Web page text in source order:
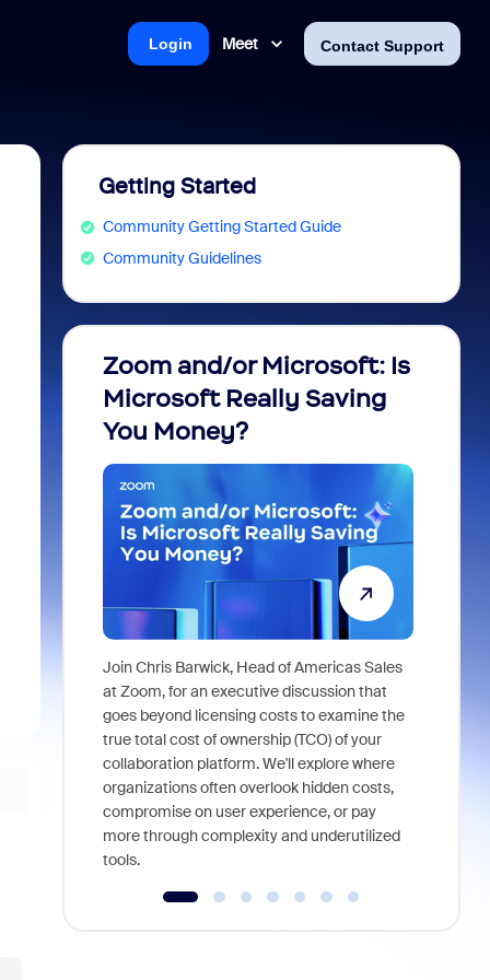
Meet Contact Support
Login
Getting Started
Community Getting Started Guide
Community Guidelines
Zoom and/or Microsoft: Is
Microsoft Really Saving
You Money?
Join Chris Barwick, Head of Americas Sales
at Zoom, for an executive discussion that
goes beyond licensing costs to examine the
true total cost of ownership (TCO) of your
collaboration platform. We'll explore where
organizations often overlook hidden costs,
compromise on user experience, or pay
more through complexity and underutilized
tools.